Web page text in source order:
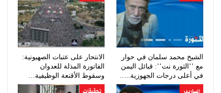
الشيخ محمد سلمان في حوار
مع ’’الثورة نت’’: قبائل اليمن
في أعلى درجات الجهوزية..…
الانتحار على عتبات الصهيونية:
الفاتورة المذلة للعدوان
وسقوط الأقنعة الوظيفية…